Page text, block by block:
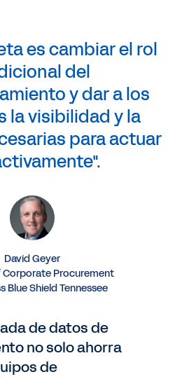
es cambiar el rol
del
y dar a los
la visibilidad y la
para actuar
David Geyer
Corporate Procurement
Blue Shield Tennessee
de datos de
no solo ahorra
de